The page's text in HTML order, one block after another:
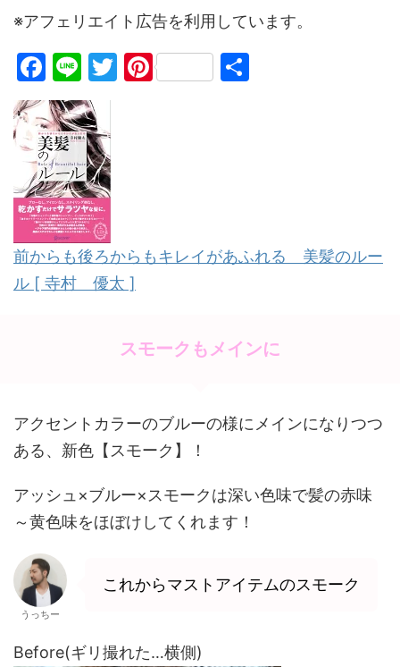
※アフェリエイト広告を利用しています。
F
a
c
e
b
o
o
k
Li
n
e
T Pi
前からも後ろからもキレイがあふれる 美髪のルー
ル [ 寺村 優太 ]
スモークもメインに
アクセントカラーのブルーの様にメインになりつつ
ある、新色【スモーク】！
アッシュ×ブルー×スモークは深い色味で髪の赤味
～黄色味をほぼけしてくれます！
うっちー
これからマストアイテムのスモーク
Before(ギリ撮れた…横側)